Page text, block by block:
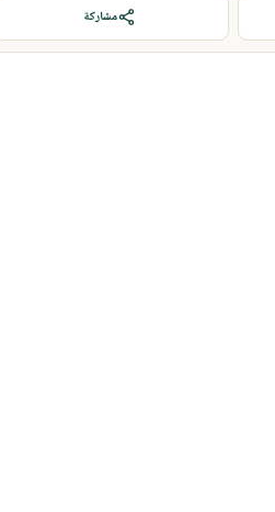
مشاركة